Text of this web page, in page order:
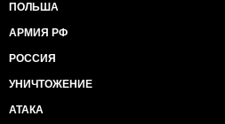
ПОЛЬША
АРМИЯ РФ
РОССИЯ
УНИЧТОЖЕНИЕ
АТАКА